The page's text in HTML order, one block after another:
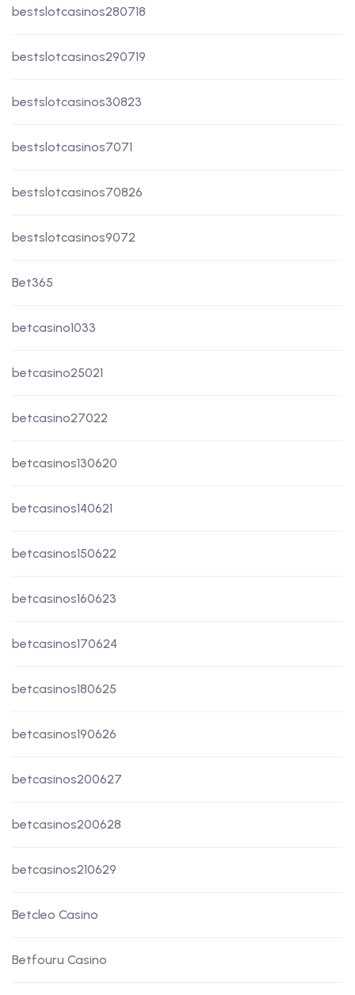
bestslotcasinos280718
bestslotcasinos290719
bestslotcasinos30823
bestslotcasinos7071
bestslotcasinos70826
bestslotcasinos9072
Bet365
betcasino1033
betcasino25021
betcasino27022
betcasinos130620
betcasinos140621
betcasinos150622
betcasinos160623
betcasinos170624
betcasinos180625
betcasinos190626
betcasinos200627
betcasinos200628
betcasinos210629
Betcleo Casino
Betfouru Casino